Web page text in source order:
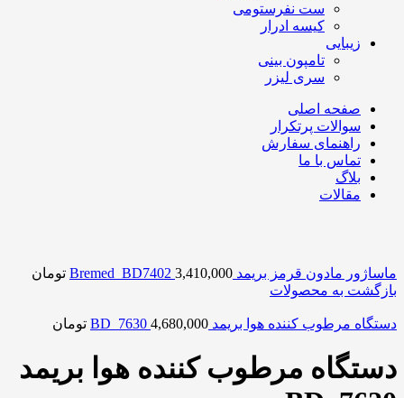
ست نفرستومی
کیسه ادرار
زیبایی
تامپون بینی
سری لیزر
صفحه اصلی
سوالات پرتکرار
راهنمای سفارش
تماس با ما
بلاگ
مقالات
ماساژور مادون قرمز بریمد Bremed_BD7402 3,410,000
تومان
بازگشت به محصولات
دستگاه مرطوب کننده هوا بریمد BD_7630 4,680,000 تومان
دستگاه مرطوب کننده هوا بریمد